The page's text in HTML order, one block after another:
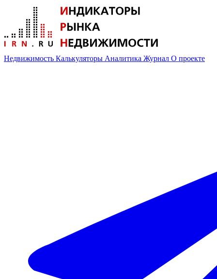
Недвижимость Калькуляторы Аналитика Журнал О проекте